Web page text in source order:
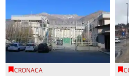
CRONACA